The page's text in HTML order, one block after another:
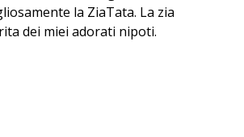
la ZiaTata. La zia
dei miei adorati nipoti.